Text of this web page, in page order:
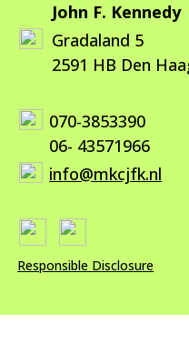
John F. Kennedy
Gradaland 5
2591 HB Den
070-3853390
06- 43571966
info@mkcjfk.nl
Responsible Disclosure